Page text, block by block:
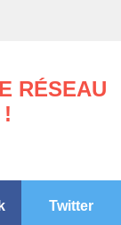
RÉSEAU
Twitter